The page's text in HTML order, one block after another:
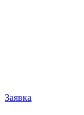
Заявка